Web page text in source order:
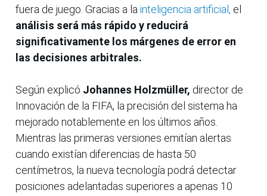
fuera de juego. Gracias a la inteligencia artificial, el
análisis será más rápido y reducirá
significativamente los márgenes de error en
las decisiones arbitrales.
Según explicó Johannes Holzmüller, director de
Innovación de la FIFA, la precisión del sistema ha
mejorado notablemente en los últimos años.
Mientras las primeras versiones emitían alertas
cuando existían diferencias de hasta 50
centímetros, la nueva tecnología podrá detectar
posiciones adelantadas superiores a apenas 10